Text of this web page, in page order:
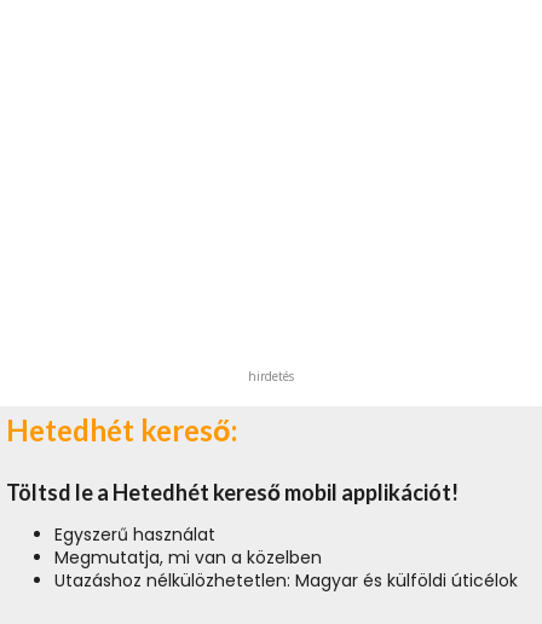
hirdetés
Hetedhét kereső:
Töltsd le a Hetedhét kereső mobil applikációt!
Egyszerű használat
Megmutatja, mi van a közelben
Utazáshoz nélkülözhetetlen: Magyar és külföldi úticélok